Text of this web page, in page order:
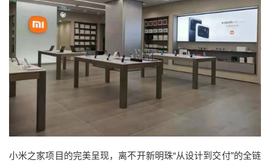
小米之家项目的完美呈现，离不开新明珠“从设计到交付”的全链